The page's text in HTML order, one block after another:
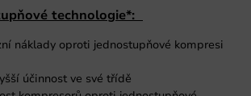
technologie*:
náklady oproti jednostupňové kompresi
účinnost ve své třídě